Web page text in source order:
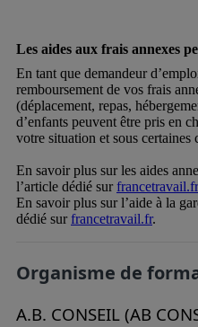
Les aides aux frais annexes
En tant que demandeur
remboursement de vos frais
(déplacement, repas,
d’enfants peuvent être pris en
votre situation et sous certaines
En savoir plus sur les aides
l’article dédié surfrancetravail.fr
En savoir plus sur l’aide à la
dédié surfrancetravail.fr.
Organisme de
A.B. CONSEIL (AB